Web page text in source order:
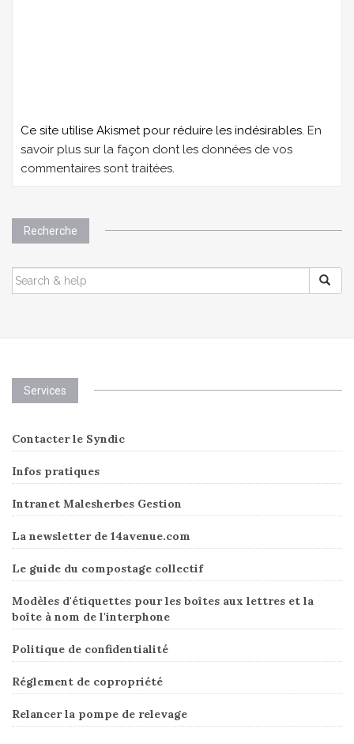
Ce site utilise Akismet pour réduire les indésirables. En
savoir plus sur la façon dont les données de vos
commentaires sont traitées.
Recherche
SEARCH
FOR:
Services
Contacter le Syndic
Infos pratiques
Intranet Malesherbes Gestion
La newsletter de 14avenue.com
Le guide du compostage collectif
Modèles d'étiquettes pour les boîtes aux lettres et la
boîte à nom de l'interphone
Politique de confidentialité
Réglement de copropriété
Relancer la pompe de relevage